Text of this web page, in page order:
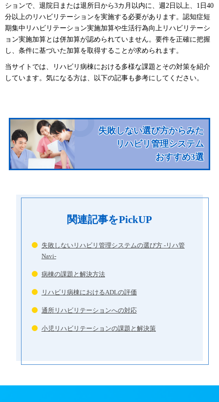
ションで、退院日または退所日から3カ月以内に、週2日以上、1日40
分以上のリハビリテーションを実施する必要があります。認知症短
期集中リハビリテーション実施加算や生活行為向上リハビリテーシ
ョン実施加算とは併加算が認められていません。要件を正確に把握
し、条件に基づいた加算を取得することが求められます。
当サイトでは、リハビリ病棟における多様な課題とその対策を紹介
しています。気になる方は、以下の記事も参考にしてください。
失敗しない選び方からみた
リハビリ管理システム
おすすめ3選
関連記事をPickUP
失敗しないリハビリ管理システムの選び方 -リハ管
Navi-
病棟の課題と解決方法
リハビリ病棟におけるADLの評価
通所リハビリテーションへの対応
小児リハビリテーションの課題と解決策